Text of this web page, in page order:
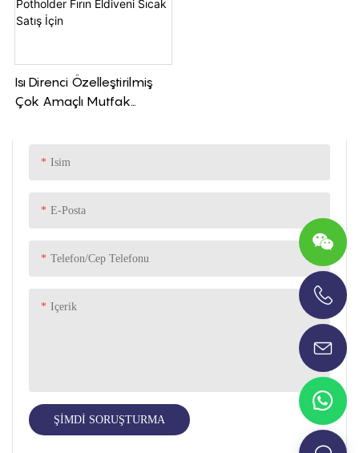
Isim
E-Posta
Telefon/Cep Telefonu
Içerik
ŞIMDI SORUŞTURMA
Isı Direnci Özelleştirilmiş
Çok Amaçlı Mutfak
Sıcak Satış İçin